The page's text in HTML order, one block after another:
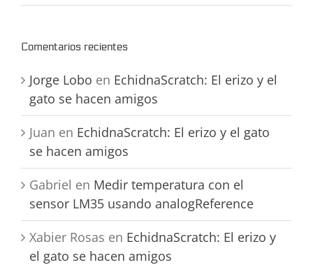
Comentarios recientes
Jorge Lobo en EchidnaScratch: El erizo y el
gato se hacen amigos
Juan en EchidnaScratch: El erizo y el gato
se hacen amigos
Gabriel en Medir temperatura con el
sensor LM35 usando analogReference
Xabier Rosas en EchidnaScratch: El erizo y
el gato se hacen amigos